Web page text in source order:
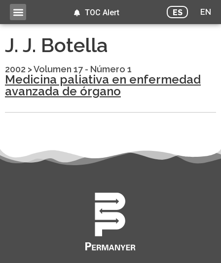
ES EN
TOC Alert
J. J. Botella
2002 >Volumen 17 - Número 1
Medicina paliativa en enfermedad
avanzada de órgano